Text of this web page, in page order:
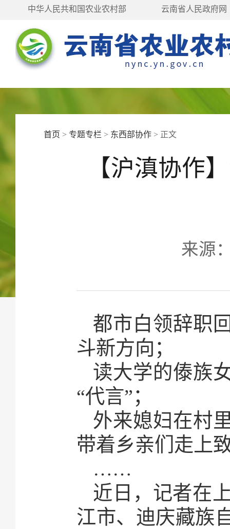
中华人民共和国农业农村部 云南省人民政府网
首页 > 专题专栏 > 东西部协作 > 正文
【沪滇协作
来源
都市白领辞职
斗新方向；
读大学的傣族
“代言”；
外来媳妇在村
带着乡亲们走上
……
近日，记者在
江市、迪庆藏族